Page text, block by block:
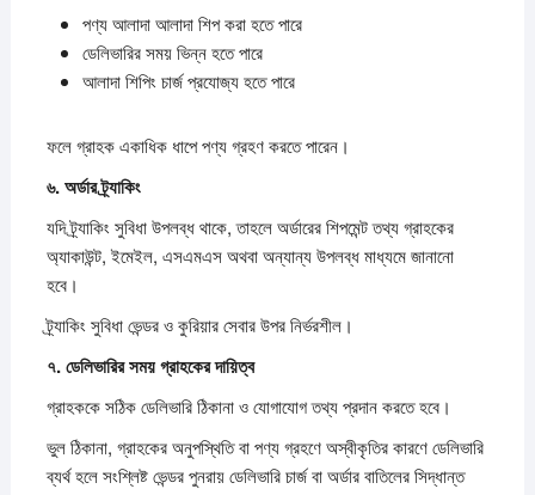
পণ্য আলাদা আলাদা শিপ করা হতে পারে
ডেলিভারির সময় ভিন্ন হতে পারে
আলাদা শিপিং চার্জ প্রযোজ্য হতে পারে
ফলে গ্রাহক একাধিক ধাপে পণ্য গ্রহণ করতে পারেন।
৬.অর্ডারট্র্যাকিং
যদি ট্র্যাকিং সুবিধা উপলব্ধ থাকে, তাহলে অর্ডারের শিপমেন্ট তথ্য গ্রাহকের
অ্যাকাউন্ট, ইমেইল, এসএমএস অথবা অন্যান্য উপলব্ধ মাধ্যমে জানানো
হবে।
ট্র্যাকিং সুবিধা ভেন্ডর ও কুরিয়ার সেবার উপর নির্ভরশীল।
৭.ডেলিভারিরসময়গ্রাহকেরদায়িত্ব
গ্রাহককে সঠিক ডেলিভারি ঠিকানা ও যোগাযোগ তথ্য প্রদান করতে হবে।
ভুল ঠিকানা, গ্রাহকের অনুপস্থিতি বা পণ্য গ্রহণে অস্বীকৃতির কারণে ডেলিভারি
ব্যর্থ হলে সংশ্লিষ্ট ভেন্ডর পুনরায় ডেলিভারি চার্জ বা অর্ডার বাতিলের সিদ্ধান্ত